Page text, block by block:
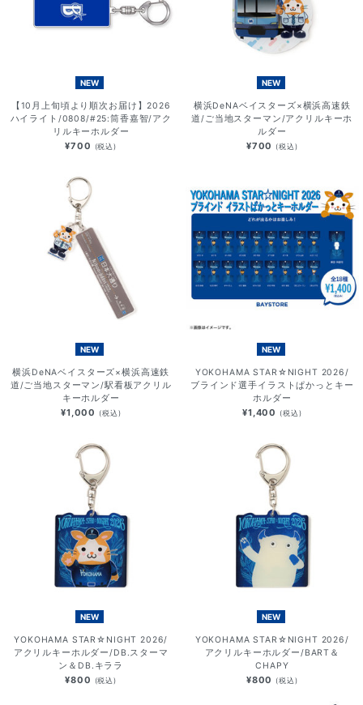
NEW
【10月上旬頃より順次お届け】2026
ハイライト/0808/#25:筒香嘉智/アク
リルキーホルダー
¥700 (税込)
NEW
横浜DeNAベイスターズ×横浜高速鉄
道/ご当地スターマン/アクリルキーホ
ルダー
¥700 (税込)
NEW
横浜DeNAベイスターズ×横浜高速鉄
道/ご当地スターマン/駅看板アクリル
キーホルダー
¥1,000 (税込)
NEW
YOKOHAMA STAR☆NIGHT 2026/
ブラインド選手イラストぱかっとキー
ホルダー
¥1,400 (税込)
NEW
YOKOHAMA STAR☆NIGHT 2026/
アクリルキーホルダー/DB.スターマ
ン＆DB.キララ
¥800 (税込)
NEW
YOKOHAMA STAR☆NIGHT 2026/
アクリルキーホルダー/BART＆
CHAPY
¥800 (税込)